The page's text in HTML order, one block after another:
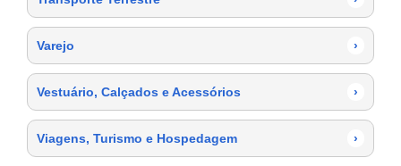
Varejo ›
Vestuário, Calçados e Acessórios ›
Viagens, Turismo e Hospedagem ›